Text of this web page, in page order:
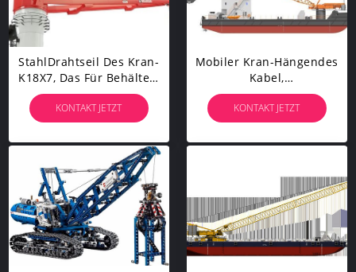
StahlDrahtseil Des Kran-
K18X7, Das Für Behälter-
Plattform-Kräne Nicht
Sich Drehen Bewirtet
KONTAKT JETZT
Mobiler Kran-Hängendes
Kabel,
Verschleißfestigkeit Des
Faser-Kern-Drahtseil-8 X
K25F EPIWRC
KONTAKT JETZT